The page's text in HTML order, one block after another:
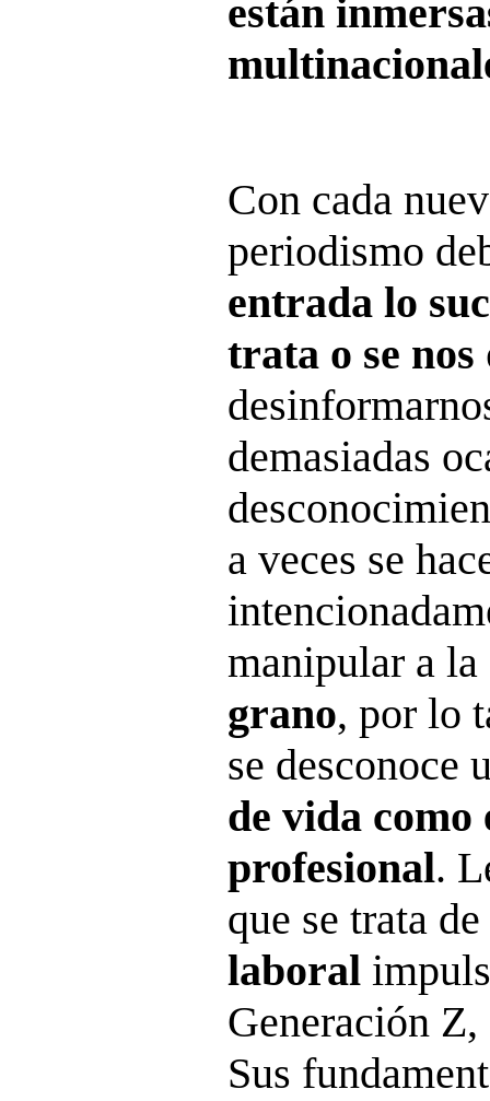
están
Con cada
periodismo
entrada lo
trata o se
demasiadas
a veces se
manipular a
grano, por lo
se desconoce
de vida
profesional.
que se trata
laboral
Generación
Sus